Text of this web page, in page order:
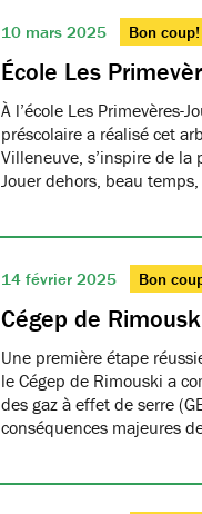
10 mars 2025 Bon coup!
École Les
À l’école Les Primevères-
préscolaire a réalisé cet
Villeneuve, s’inspire de
Jouer dehors, beau
14 février 2025 Bon
Cégep de
Une première étape
le Cégep de Rimouski a
des gaz à effet de serre
conséquences majeures